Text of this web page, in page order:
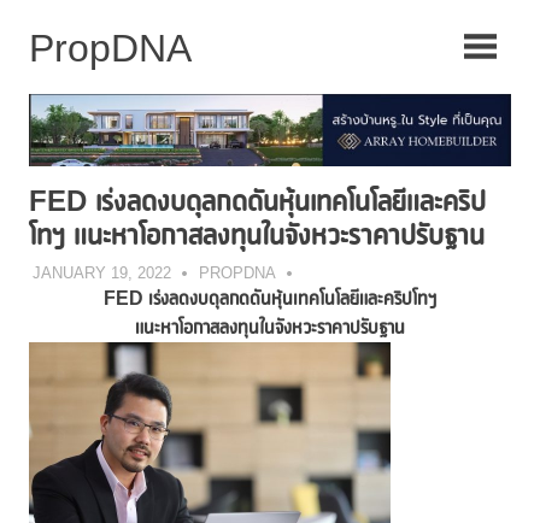
FED เร่งลดงบดุลกดดันหุ้นเทคโนโลยีและคริป
โทฯ แนะหาโอกาสลงทุนในจังหวะราคาปรับฐาน
JANUARY 19, 2022 PROPDNA
FED เร่งลดงบดุลกดดันหุ้นเทคโนโลยีและคริปโทฯ
แนะหาโอกาสลงทุนในจังหวะราคาปรับฐาน